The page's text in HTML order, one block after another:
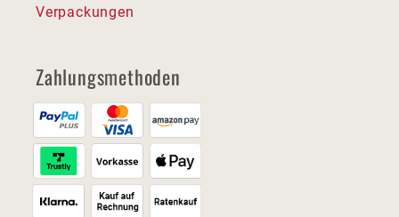
Verpackungen
Zahlungsmethoden